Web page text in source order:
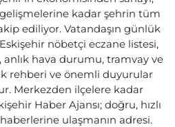
kadar şehrin tüm
ediliyor. Vatandaşın günlük
nöbetçi eczane listesi,
hava durumu, tramvay ve
rehberi ve önemli duyurular
Merkezden ilçelere kadar
Haber Ajansı; doğru, hızlı
ulaşmanın adresi.